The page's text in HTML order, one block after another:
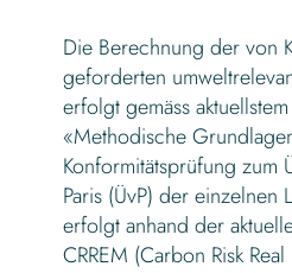
Die Berechnung der von
geforderten
erfolgt gemäss
«Methodische
Konformitätsprüfung zum
Paris (ÜvP) der einzelnen
erfolgt anhand der
CRREM (Carbon Risk